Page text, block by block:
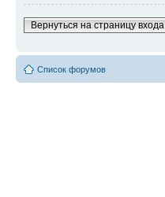
Вернуться на страницу входа
Список форумов